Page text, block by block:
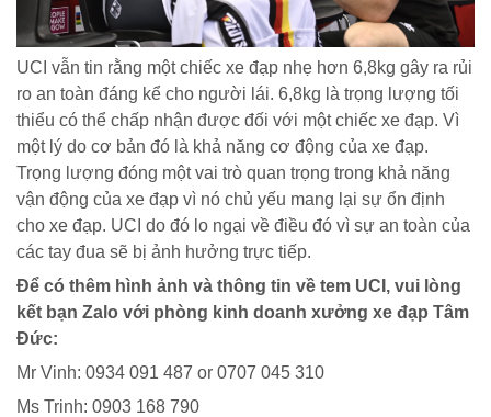
UCI vẫn tin rằng một chiếc xe đạp nhẹ hơn 6,8kg gây ra rủi
ro an toàn đáng kể cho người lái. 6,8kg là trọng lượng tối
thiểu có thể chấp nhận được đối với một chiếc xe đạp. Vì
một lý do cơ bản đó là khả năng cơ động của xe đạp.
Trọng lượng đóng một vai trò quan trọng trong khả năng
vận động của xe đạp vì nó chủ yếu mang lại sự ổn định
cho xe đạp. UCI do đó lo ngại về điều đó vì sự an toàn của
các tay đua sẽ bị ảnh hưởng trực tiếp.
Để có thêm hình ảnh và thông tin về tem UCI, vui lòng
kết bạn Zalo với phòng kinh doanh xưởng xe đạp Tâm
Đức:
Mr Vinh: 0934 091 487 or 0707 045 310
Ms Trinh: 0903 168 790